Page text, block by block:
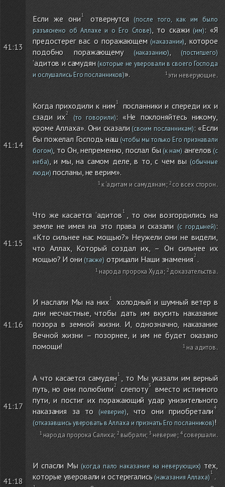
41:13
Если же они отвернутся (после того, как им было
разъяснено об Аллахе и о Его Слове), то скажи(им): «Я
предостерег вас о поражающем(наказании) , которое
подобно поражающему(наказанию), (постигшего)
‘адитов и самудян(которые не уверовали в своего Господа
и ослушались Его посланников)». эти неверующие.
41:14
Когда приходили к ним
посланники и спереди их и
сзади их
(то говорили): «Не поклоняйтесь никому,
кроме Аллаха». Они сказали(своим посланникам): «Если
бы пожелал Господь наш (чтобы мы только Его признавали
богом), то Он, непременно, послал бы(к нам)ангелов(с
неба), и мы, на самом деле, в то, с чем вы (обычные
люди)посланы, не верим».
к ‘адитам и самудянам; со всех сторон.
41:15
Что же касается ‘адитов , то они возгордились на
земле не имея на это права и сказали (с гордыней):
«Кто сильнее нас мощью?» Неужели они не видели,
что Аллах, Который создал их, – Он сильнее их
мощью? И они(также) отрицали Наши знамения .
народа пророка Худа; доказательства.
41:16
И наслали Мы на них
холодный и шумный ветер в
дни несчастные, чтобы дать им вкусить наказание
позора в земной жизни. И, однозначно, наказание
Вечной жизни – позорнее, и им не будет оказано
помощи!
на адитов.
41:17
А что касается самудян , то Мы указали им верный
путь, но они полюбили
слепоту
вместо истинного
пути, и постиг их поражающий удар унизительного
наказания за то (неверие), что они приобретали
(отказавшись уверовать в Аллаха и признать Его посланников)!
народа пророка Салиха; выбрали; неверие; совершали.
41:18
И спасли Мы (когда пало наказание на неверующих) тех,
которые уверовали и остерегались(наказания Аллаха) .